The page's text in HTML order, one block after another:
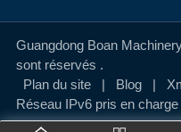
Guangdong Boan
sont réservés .
Plan du site
Blog
Réseau IPv6 pris en charge